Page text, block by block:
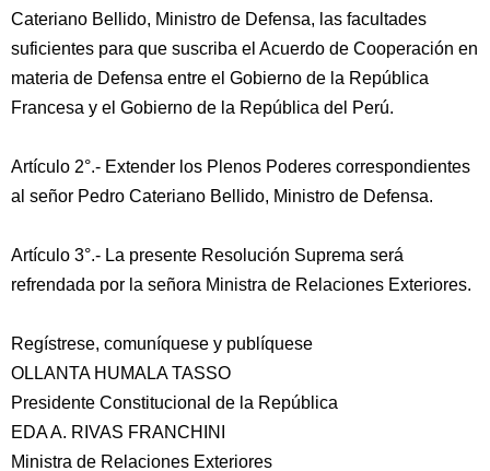
Cateriano Bellido, Ministro de Defensa, las facultades
suficientes para que suscriba el Acuerdo de Cooperación en
materia de Defensa entre el Gobierno de la República
Francesa y el Gobierno de la República del Perú.
Artículo 2°.- Extender los Plenos Poderes correspondientes
al señor Pedro Cateriano Bellido, Ministro de Defensa.
Artículo 3°.- La presente Resolución Suprema será
refrendada por la señora Ministra de Relaciones Exteriores.
Regístrese, comuníquese y publíquese
OLLANTA HUMALA TASSO
Presidente Constitucional de la República
EDA A. RIVAS FRANCHINI
Ministra de Relaciones Exteriores